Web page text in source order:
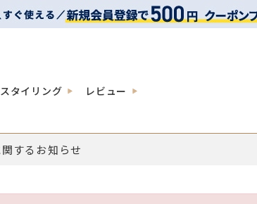
スタイリング レビュー
するお知らせ